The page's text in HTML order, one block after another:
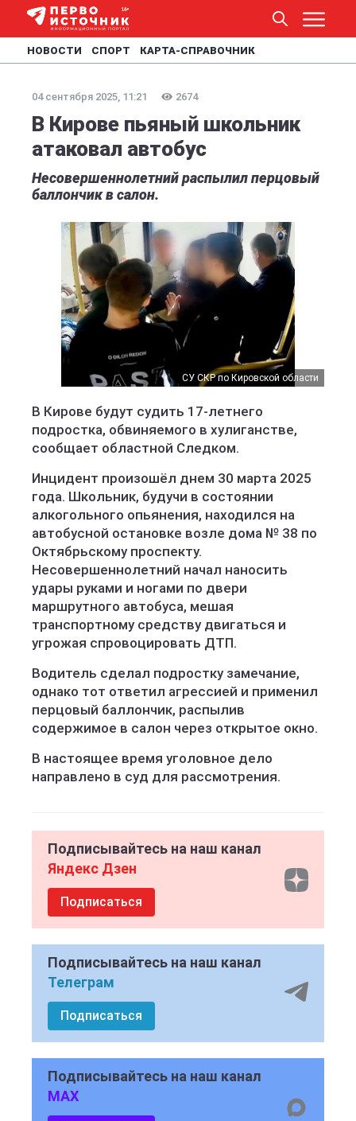
НОВОСТИ СПОРТ КАРТА-СПРАВОЧНИК
04 сентября 2025, 11:21 2674
В Кирове пьяный школьник
атаковал автобус
Несовершеннолетний распылил перцовый
баллончик в салон.
СУ СКР по Кировской области
В Кирове будут судить 17-летнего
подростка, обвиняемого в хулиганстве,
сообщает областной Следком.
Инцидент произошёл днем 30 марта 2025
года. Школьник, будучи в состоянии
алкогольного опьянения, находился на
автобусной остановке возле дома № 38 по
Октябрьскому проспекту.
Несовершеннолетний начал наносить
удары руками и ногами по двери
маршрутного автобуса, мешая
транспортному средству двигаться и
угрожая спровоцировать ДТП.
Водитель сделал подростку замечание,
однако тот ответил агрессией и применил
перцовый баллончик, распылив
содержимое в салон через открытое окно.
В настоящее время уголовное дело
направлено в суд для рассмотрения.
Подписывайтесь на наш канал
Яндекс Дзен
Подписаться
Подписывайтесь на наш канал
Телеграм
Подписаться
Подписывайтесь на наш канал
MAX